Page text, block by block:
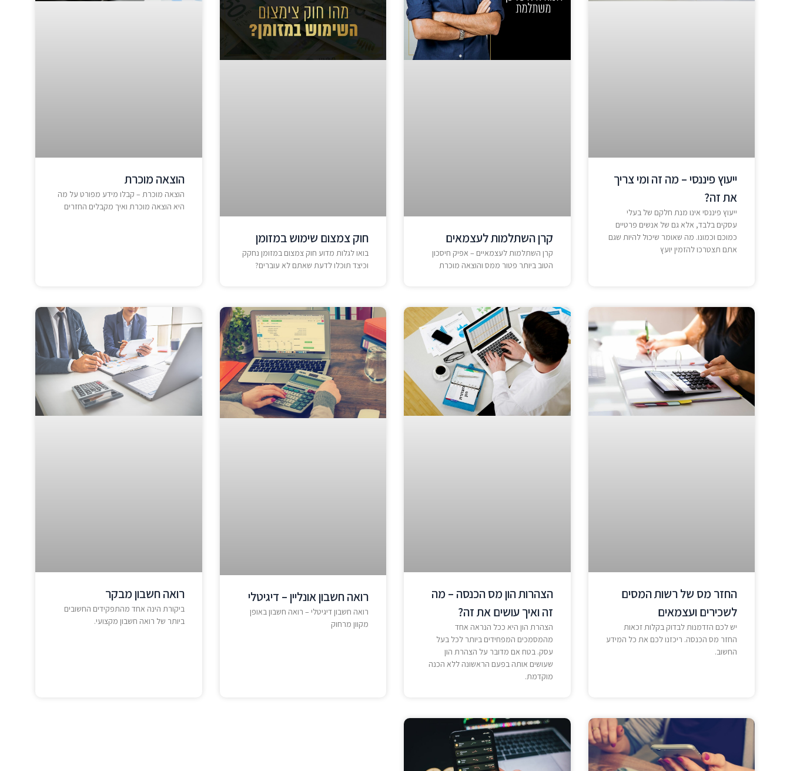
ייעוץ פיננסי – מה זה ומי צריך
את זה?
ייעוץ פיננסי אינו מנת חלקם של בעלי
עסקים בלבד, אלא גם של אנשים פרטיים
כמוכם וכמונו. מה שאומר שיכול להיות שגם
אתם תצטרכו להזמין יועץ
קרן השתלמות לעצמאים
קרן השתלמות לעצמאיים – אפיק חיסכון
הטוב ביותר פטור ממס והוצאה מוכרת
חוק צמצום שימוש במזומן
בואו לגלות מדוע חוק צמצום במזומן נחקק
וכיצד תוכלו לדעת שאתם לא עוברים?
הוצאה מוכרת
הוצאה מוכרת – קבלו מידע מפורט על מה
היא הוצאה מוכרת ואיך מקבלים החזרים
החזר מס של רשות המסים
לשכירים ועצמאים
יש לכם הזדמנות לבדוק בקלות זכאות
החזר מס הכנסה. ריכזנו לכם את כל המידע
החשוב.
הצהרות הון מס הכנסה – מה
זה ואיך עושים את זה?
הצהרת הון היא ככל הנראה אחד
מהמסמכים המפחידים ביותר לכל בעל
עסק. בטח אם מדובר על הצהרת הון
שעושים אותה בפעם הראשונה ללא הכנה
מוקדמת.
רואה חשבון אונליין – דיגיטלי
רואה חשבון דיגיטלי – רואה חשבון באופן
מקוון מרחוק
רואה חשבון מבקר
ביקורת הינה אחד מהתפקידים החשובים
ביותר של רואה חשבון מקצועי.